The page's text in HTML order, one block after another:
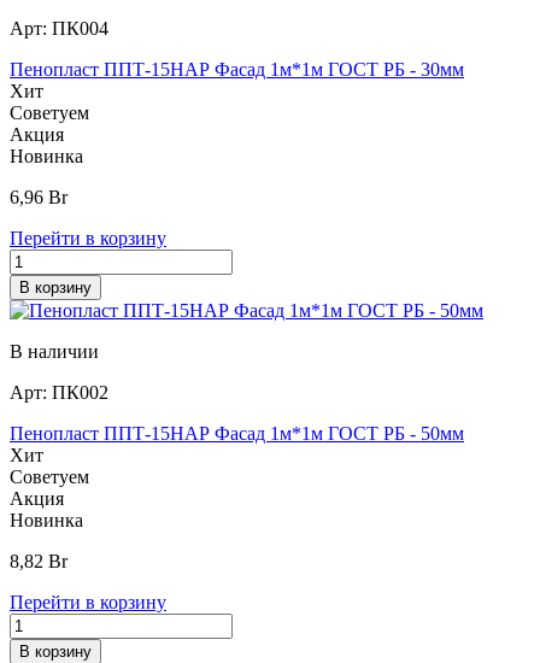
Арт: ПК004
Пенопласт ППТ-15НАР Фасад 1м*1м ГОСТ РБ - 30мм
Хит
Советуем
Акция
Новинка
6,96 Br
Перейти в корзину
В корзину
В наличии
Арт: ПК002
Пенопласт ППТ-15НАР Фасад 1м*1м ГОСТ РБ - 50мм
Хит
Советуем
Акция
Новинка
8,82 Br
Перейти в корзину
В корзину